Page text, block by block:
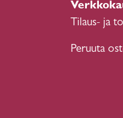
Tilaus- ja
Peruuta